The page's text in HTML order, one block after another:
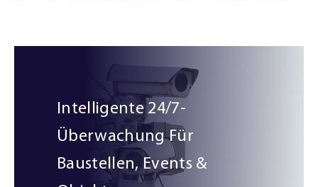
Intelligente 24/7-
Überwachung Für
Baustellen, Events &